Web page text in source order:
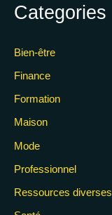
Categories
Bien-être
Finance
Formation
Maison
Mode
Professionnel
Ressources diverses